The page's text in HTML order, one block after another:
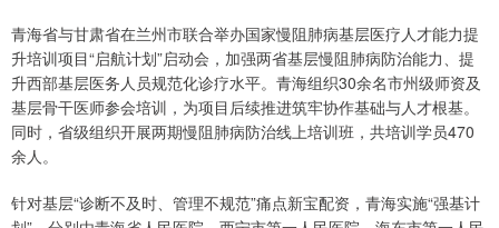
青海省与甘肃省在兰州市联合举办国家慢阻肺病基层医疗人才能力提
升培训项目“启航计划”启动会，加强两省基层慢阻肺病防治能力、提
升西部基层医务人员规范化诊疗水平。青海组织30余名市州级师资及
基层骨干医师参会培训，为项目后续推进筑牢协作基础与人才根基。
同时，省级组织开展两期慢阻肺病防治线上培训班，共培训学员470
余人。
针对基层“诊断不及时、管理不规范”痛点新宝配资，青海实施“强基计